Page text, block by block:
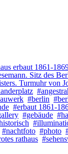
erbaut 1861-
Sitz des
Turmuhr von
#berlin
#erbaut 1861-
#gebäude
#nachtfoto #photo
rathaus